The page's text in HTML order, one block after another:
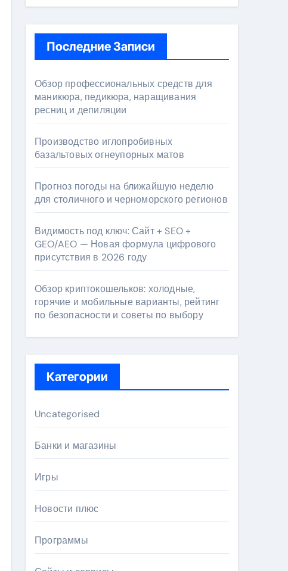
Последние Записи
Обзор профессиональных средств для
маникюра, педикюра, наращивания
ресниц и депиляции
Производство иглопробивных
базальтовых огнеупорных матов
Прогноз погоды на ближайшую неделю
для столичного и черноморского регионов
Видимость под ключ: Сайт + SEO +
GEO/AEO — Новая формула цифрового
присутствия в 2026 году
Обзор криптокошельков: холодные,
горячие и мобильные варианты, рейтинг
по безопасности и советы по выбору
Категории
Uncategorised
Банки и магазины
Игры
Новости плюс
Программы